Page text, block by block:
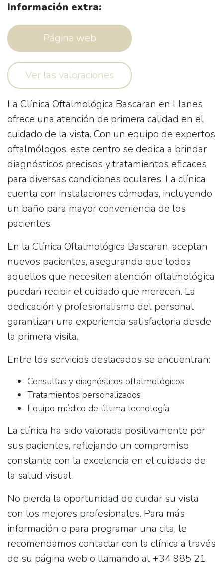
Información extra:
Página web
Ver las valoraciones
La Clínica Oftalmológica Bascaran en Llanes
ofrece una atención de primera calidad en el
cuidado de la vista. Con un equipo de expertos
oftalmólogos, este centro se dedica a brindar
diagnósticos precisos y tratamientos eficaces
para diversas condiciones oculares. La clínica
cuenta con instalaciones cómodas, incluyendo
un baño para mayor conveniencia de los
pacientes.
En la Clínica Oftalmológica Bascaran, aceptan
nuevos pacientes, asegurando que todos
aquellos que necesiten atención oftalmológica
puedan recibir el cuidado que merecen. La
dedicación y profesionalismo del personal
garantizan una experiencia satisfactoria desde
la primera visita.
Entre los servicios destacados se encuentran:
Consultas y diagnósticos oftalmológicos
Tratamientos personalizados
Equipo médico de última tecnología
La clínica ha sido valorada positivamente por
sus pacientes, reflejando un compromiso
constante con la excelencia en el cuidado de
la salud visual.
No pierda la oportunidad de cuidar su vista
con los mejores profesionales. Para más
información o para programar una cita, le
recomendamos contactar con la clínica a través
de su página web o llamando al +34 985 21